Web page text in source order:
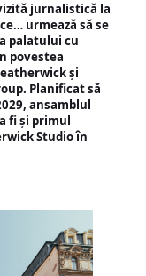
jurnalistică la
urmează să se
palatului cu
povestea
și
Planificat să
ansamblul
fi și primul
Studio în